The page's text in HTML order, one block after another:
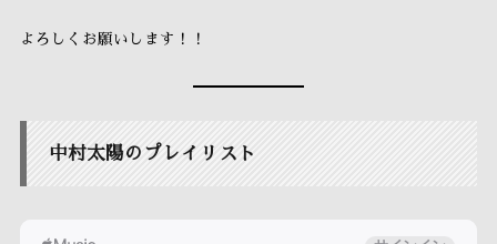
よろしくお願いします！！
中村太陽のプレイリスト